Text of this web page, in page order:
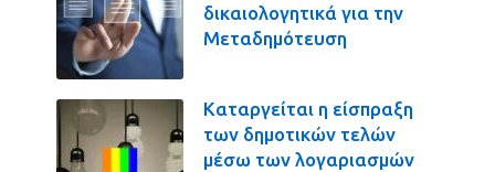
δικαιολογητικά για την
Μεταδημότευση
Καταργείται η είσπραξη
των δημοτικών τελών
μέσω των λογαριασμών